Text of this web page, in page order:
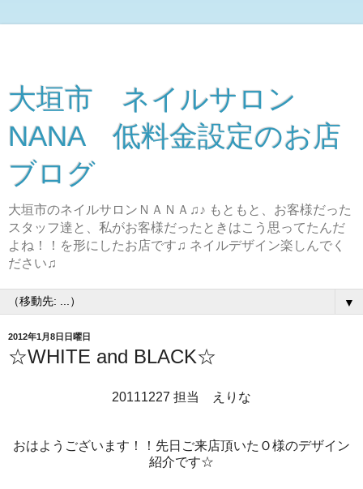
大垣市 ネイルサロン
NANA 低料金設定のお店
ブログ
大垣市のネイルサロンＮＡＮＡ♫♪ もともと、お客様だった
スタッフ達と、私がお客様だったときはこう思ってたんだ
よね！！を形にしたお店です♫ ネイルデザイン楽しんでく
ださい♫
▼
2012年1月8日日曜日
☆WHITE and BLACK☆
20111227 担当 えりな
おはようございます！！先日ご来店頂いたＯ様のデザイン
紹介です☆